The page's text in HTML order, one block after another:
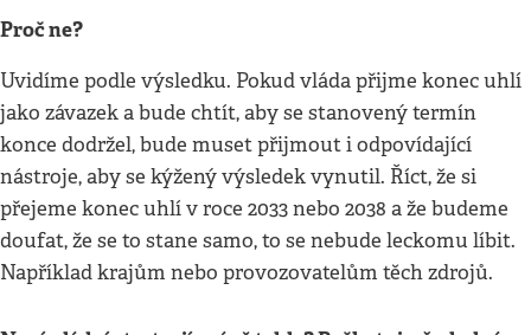
Proč ne?
Uvidíme podle výsledku. Pokud vláda přijme konec uhlí
jako závazek a bude chtít, aby se stanovený termín
konce dodržel, bude muset přijmout i odpovídající
nástroje, aby se kýžený výsledek vynutil. Říct, že si
přejeme konec uhlí v roce 2033 nebo 2038 a že budeme
doufat, že se to stane samo, to se nebude leckomu líbit.
Například krajům nebo provozovatelům těch zdrojů.